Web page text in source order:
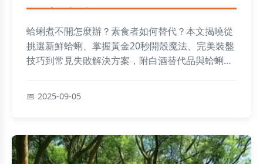
得全攻略
蛤蜊煮不開怎麼辦？素食者如何替代？本文揭曉從
挑選新鮮蛤蜊、掌握黃金20秒開殼魔法、完美裝盤
技巧到常見失敗解決方案，附白酒替代品與蛤蜊素
2025-09-05